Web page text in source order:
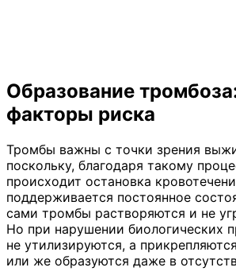
Образование
факторы риска
Тромбы важны с точки зрения
поскольку, благодаря такому
происходит остановка
поддерживается постоянное
сами тромбы растворяются и не
Но при нарушении биологических
не утилизируются, а
или же образуются даже в